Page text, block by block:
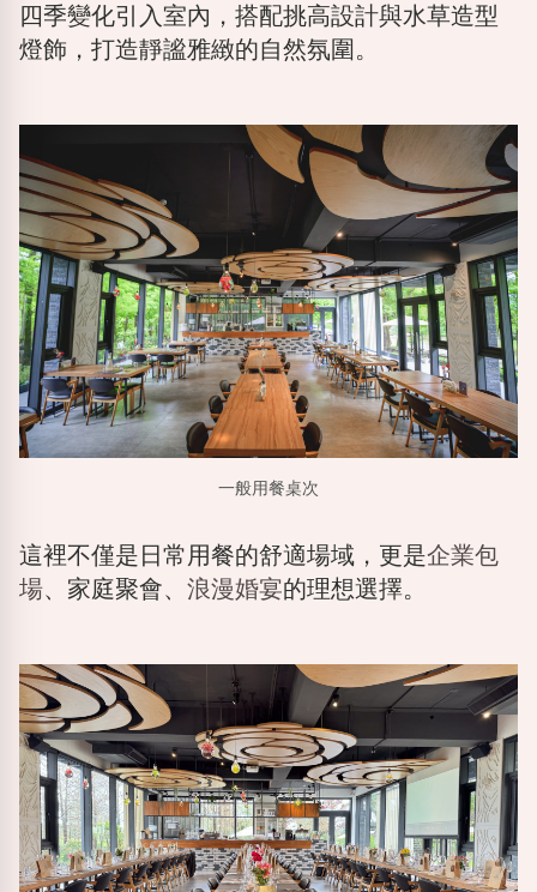
四季變化引入室內，搭配挑高設計與水草造型
燈飾，打造靜謐雅緻的自然氛圍。
一般用餐桌次
這裡不僅是日常用餐的舒適場域，更是企業包
場、家庭聚會、 浪漫婚宴的理想選擇。